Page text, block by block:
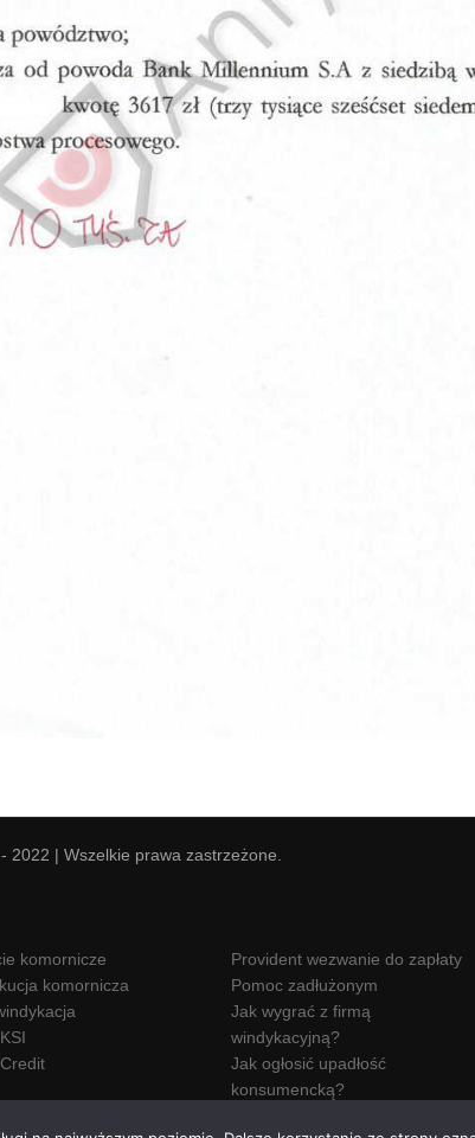
| Wszelkie prawa zastrzeżone.
komornicze
komornicza
Provident wezwanie do zapłaty
Pomoc zadłużonym
Jak wygrać z firmą
windykacyjną?
Jak ogłosić upadłość
konsumencką?